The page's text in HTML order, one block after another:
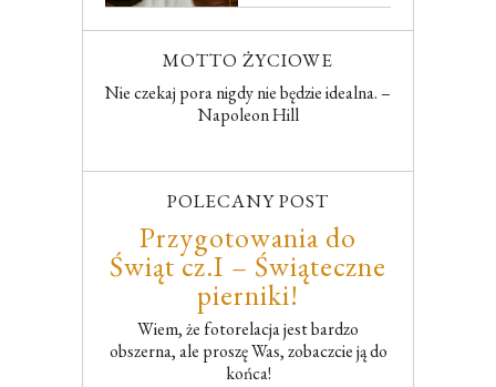
MOTTO ŻYCIOWE
Nie czekaj pora nigdy nie będzie idealna. –
Napoleon Hill
POLECANY POST
Przygotowania do
Świąt cz.I – Świąteczne
pierniki!
Wiem, że fotorelacja jest bardzo
obszerna, ale proszę Was, zobaczcie ją do
końca!